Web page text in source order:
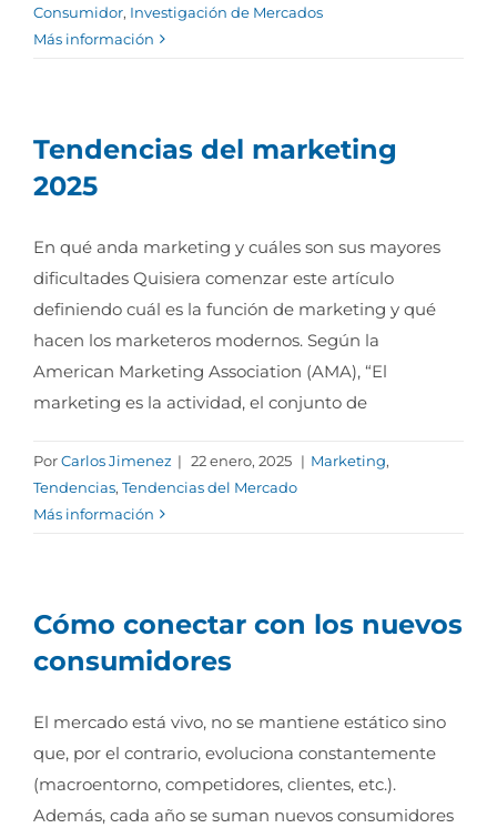
Consumidor, Investigación de Mercados
Más información
Tendencias del marketing
2025
En qué anda marketing y cuáles son sus mayores
dificultades Quisiera comenzar este artículo
definiendo cuál es la función de marketing y qué
hacen los marketeros modernos. Según la
American Marketing Association (AMA), “El
marketing es la actividad, el conjunto de
PorCarlos Jimenez | 22 enero, 2025 | Marketing,
Tendencias, Tendencias del Mercado
Más información
Cómo conectar con los nuevos
consumidores
El mercado está vivo, no se mantiene estático sino
que, por el contrario, evoluciona constantemente
(macroentorno, competidores, clientes, etc.).
Además, cada año se suman nuevos consumidores